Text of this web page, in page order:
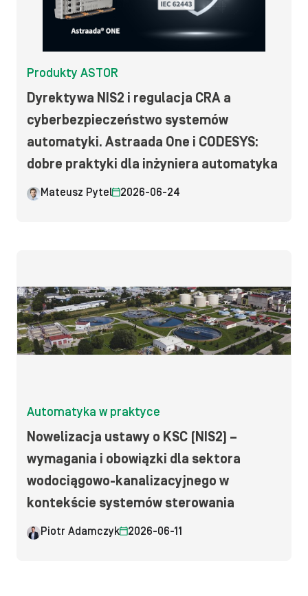
Produkty ASTOR
Dyrektywa NIS2 i regulacja CRA a
cyberbezpieczeństwo systemów
automatyki. Astraada One i CODESYS:
dobre praktyki dla inżyniera automatyka
Mateusz Pytel 2026-06-24
Automatyka w praktyce
Nowelizacja ustawy o KSC (NIS2) –
wymagania i obowiązki dla sektora
wodociągowo-kanalizacyjnego w
kontekście systemów sterowania
Piotr Adamczyk 2026-06-11